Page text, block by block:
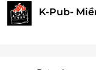
84 Cao Thắng,
103 Đồng Đen,
K-Pub-